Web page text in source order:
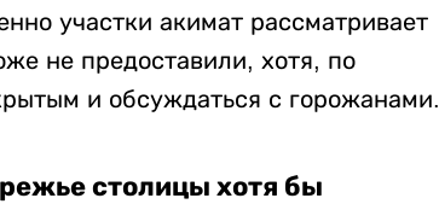
участки акимат рассматривает
не предоставили, хотя, по
и обсуждаться с горожанами.
столицы хотя бы